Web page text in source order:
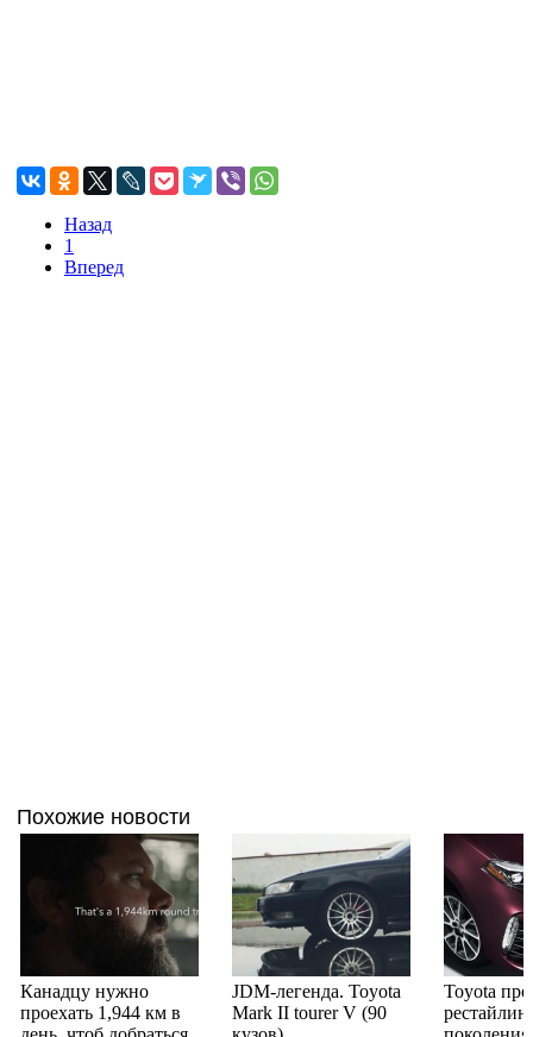
Назад
1
Вперед
Похожие новости
Канадцу нужно
проехать 1,944 км в
JDM-легенда. Toyota
Mark II tourer V (90
Toyota